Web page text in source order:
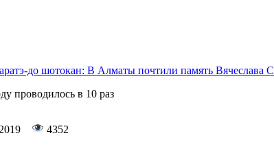
до шотокан: В Алматы почтили память Вячеслава
проводилось в 10 раз
4352